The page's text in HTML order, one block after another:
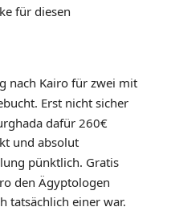
für diesen
nach Kairo für zwei mit
Erst nicht sicher
dafür 260€
und absolut
pünktlich. Gratis
den Ägyptologen
tatsächlich einer war.